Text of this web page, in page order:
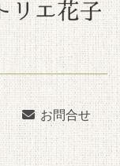
お問合せ